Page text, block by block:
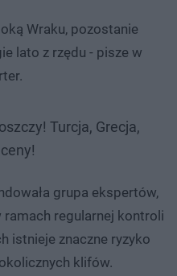
Wraku, pozostanie
lato z rzędu - pisze w
Turcja, Grecja,
grupa ekspertów,
ramach regularnej kontroli
istnieje znaczne ryzyko
klifów.